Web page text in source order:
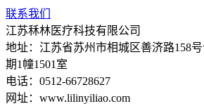
联系我们
江苏秝林医疗科技有限公司
地址：江苏省苏州市相城区善济路158
期1幢1501室
电话：0512-66728627
网址：www.lilinyiliao.com